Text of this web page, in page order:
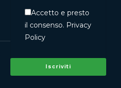
Accetto e presto
il consenso. Privacy
Policy